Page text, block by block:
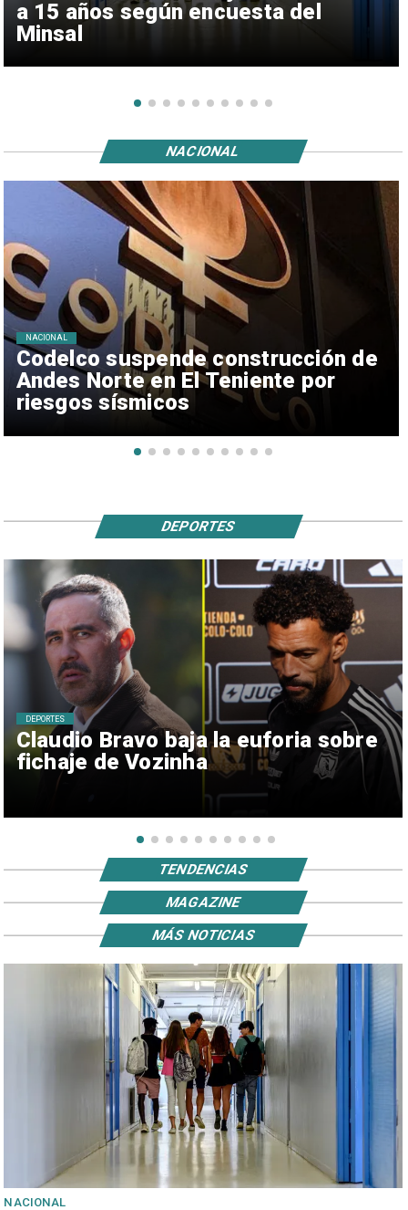
a 15 años según encuesta del
Minsal
Codelco suspende construcción de
Andes Norte en El Teniente por
riesgos sísmicos
NACIONAL
NACIONAL
Claudio Bravo baja la euforia sobre
fichaje de Vozinha
DEPORTES
DEPORTES
TENDENCIAS
MAGAZINE
NACIONAL
MÁS NOTICIAS